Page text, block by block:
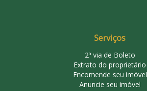
Serviços
2ª via de Boleto
Extrato do proprietário
Encomende seu imóvel
Anuncie seu imóvel